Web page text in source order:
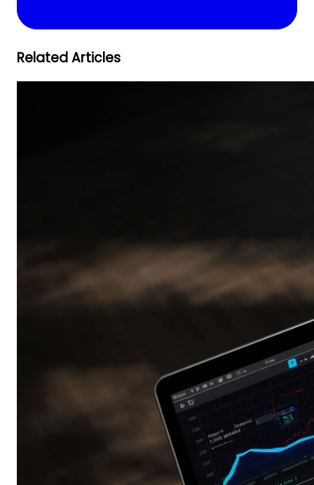
Related Articles